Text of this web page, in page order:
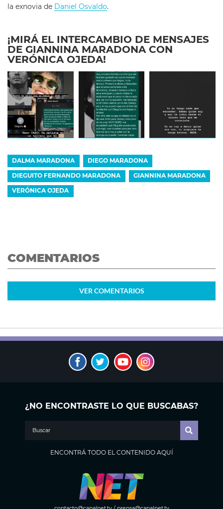
la exnovia de Daniel Osvaldo.
¡MIRÁ EL INTERCAMBIO DE MENSAJES
DE GIANNINA MARADONA CON
VERÓNICA OJEDA!
DALMA MARADONA DIEGO MARADONA
DIEGUITO FERNANDO MARADONA GIANNINA MARADONA
VERÓNICA OJEDA
COMENTARIOS
VER COMENTARIOS
¿NO ENCONTRASTE LO QUE BUSCABAS?
ENCONTRÁ TODO EL CONTENIDO AQUÍ